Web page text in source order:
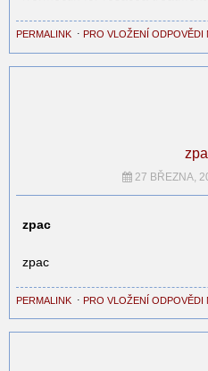
PERMALINK ⋅ PRO VLOŽENÍ ODPOVĚDI
27 BŘEZNA,
zpac
zpac
PERMALINK ⋅ PRO VLOŽENÍ ODPOVĚDI